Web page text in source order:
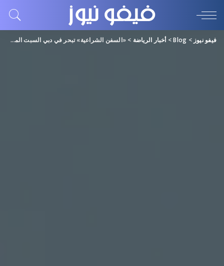
فيفو نيوز >
Blog
> أخبار الرياضة > «السفن الشراعية» تبحر في دبي السبت المقبل